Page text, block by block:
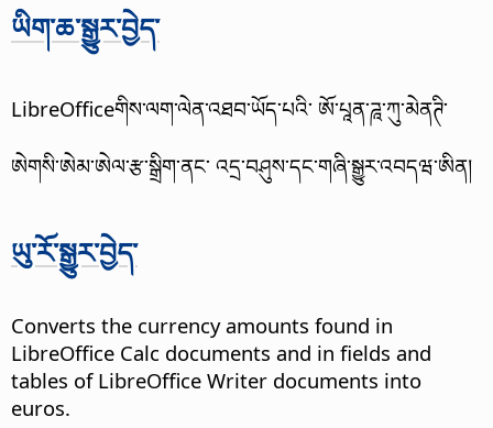
ཡིག་ཆ་སྒྱུར་བྱེད་
LibreOfficeགིས་ལག་ལེན་འཐབ་ཡོད་པའི་ ཨོ་པཱན་ཌཱ་ཀུ་མེནཊི་
ཨེགསི་ཨེམ་ཨེལ་རྩ་སྒྲིག་ནང་ འདྲ་བཤུས་དང་གཞི་སྒྱུར་འབདཝ་ཨིན།
ཡུ་རོ་སྒྱུར་བྱེད་
Converts the currency amounts found in
LibreOffice Calc documents and in fields and
tables of LibreOffice Writer documents into
euros.